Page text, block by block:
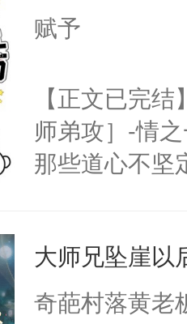
言神龙见首不
名蛇蛇，跟
不知道，那
头，魔尊墨宴
宴：柳折枝你
们竟然欺负
宴：要不你跟
来……“蛇蛇，
赋予
【正文已完
师弟攻］-情
那些道心不坚
妄。当他看到
白，这一切终
大师兄坠崖以
奇葩村落黄老